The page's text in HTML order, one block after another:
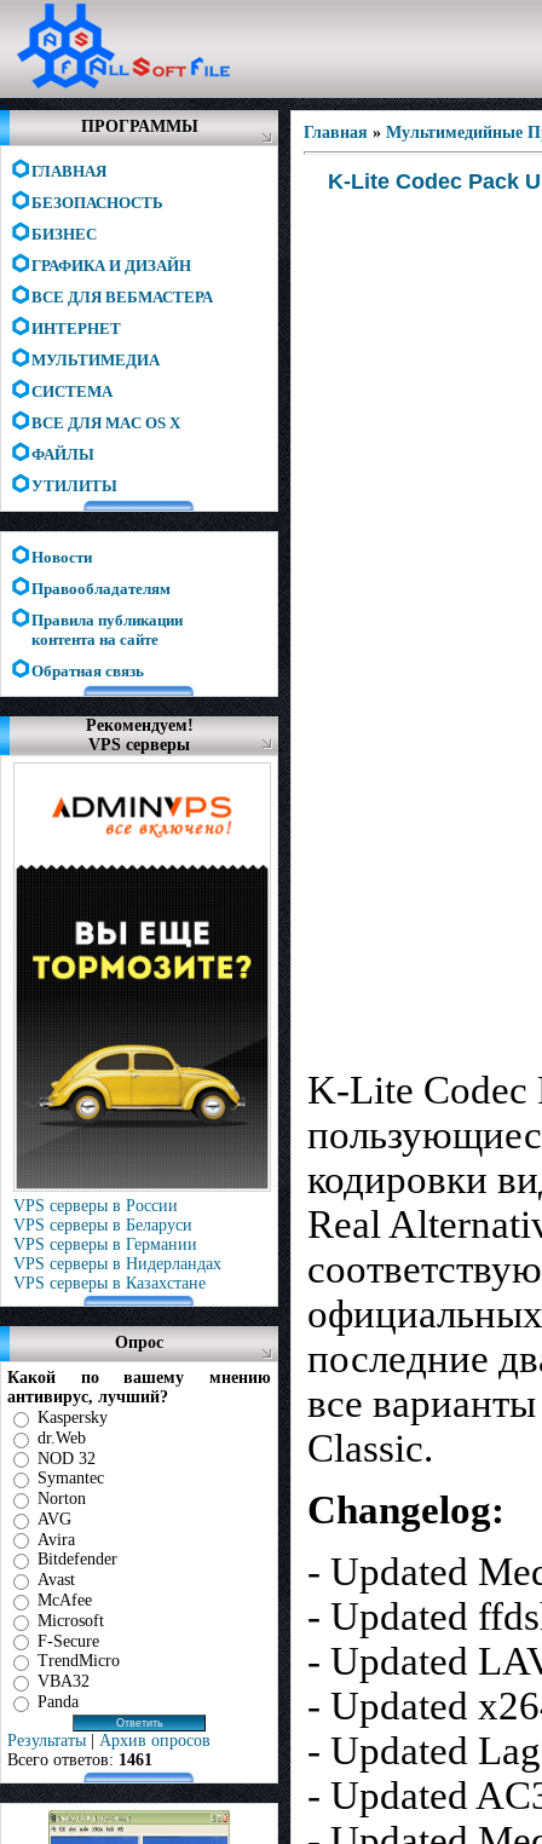
ПРОГРАММЫ
ГЛАВНАЯ
БЕЗОПАСНОСТЬ
БИЗНЕС
ГРАФИКА И ДИЗАЙН
ВСЕ ДЛЯ ВЕБМАСТЕРА
ИНТЕРНЕТ
МУЛЬТИМЕДИА
СИСТЕМА
ВСЕ ДЛЯ MAC OS X
ФАЙЛЫ
УТИЛИТЫ
Новости
Правообладателям
Правила публикации
контента на сайте
Обратная связь
Рекомендуем!
VPS серверы
VPS серверы в России
VPS серверы в Беларуси
VPS серверы в Германии
VPS серверы в Нидерландах
VPS серверы в Казахстане
Опрос
Какой по вашему мнению
антивирус, лучший?
Kaspersky
dr.Web
NOD 32
Symantec
Norton
AVG
Avira
Bitdefender
Avast
McAfee
Microsoft
F-Secure
TrendMicro
VBA32
Panda
Результаты | Архив опросов
Всего ответов: 1461
Главная » Мультимедийные
K-Lite Codec Pack
K-Lite Codec
кодировки
Real
последние
все
Classic.
Сhangelog:
- Updated
- Updated
- Updated
- Updated
- Updated
- Updated